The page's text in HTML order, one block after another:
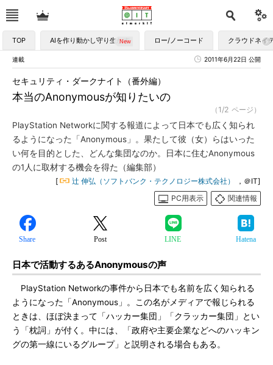
TOP AIを作り動かし守り生かす ロー/ノーコード クラウドネイ
連載 2011年6月22日 公開
本当のAnonymousが知りたいの
セキュリティ・ダークナイト（番外編）
（1/2 ページ）
PlayStation Networkに関する報道によって日本でも広く知られ
るようになった「Anonymous」。果たして彼（女）らはいった
い何を目的とした、どんな集団なのか。日本に住むAnonymous
の1人に取材する機会を得た（編集部）
[ 辻 伸弘（ソフトバンク・テクノロジー株式会社）
，＠IT]
PC用表示
関連情報
Share Post LINE Hatena
日本で活動するあるAnonymousの声
PlayStation Networkの事件から日本でも名前を広く知られる
ようになった「Anonymous」。この名がメディアで報じられる
ときは、ほぼ決まって「ハッカー集団」「クラッカー集団」とい
う「枕詞」が付く。中には、「政府や主要企業などへのハッキン
グの第一線にいるグループ」と説明される場合もある。